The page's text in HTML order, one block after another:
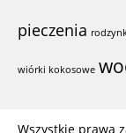
pieczenia
wiórki kokosowe
Wszystkie prawa